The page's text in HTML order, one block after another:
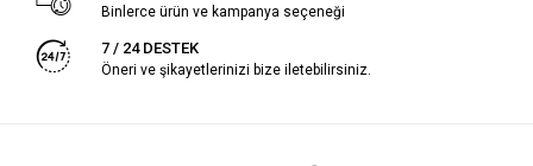
Binlerce ürün ve kampanya seçeneği
7 / 24 DESTEK
Öneri ve şikayetlerinizi bize iletebilirsiniz.